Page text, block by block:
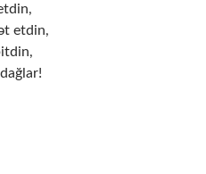
etdin,